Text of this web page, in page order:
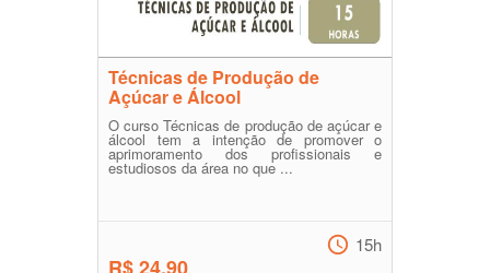
Técnicas de Produção de
Açúcar e Álcool
O curso Técnicas de produção de açúcar e
álcool tem a intenção de promover o
aprimoramento dos profissionais e
estudiosos da área no que ...
15h